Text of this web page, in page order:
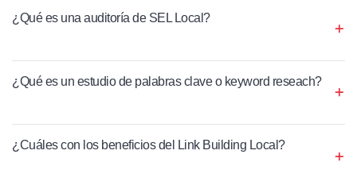
¿Qué es una auditoría de SEL Local?
¿Qué es un estudio de palabras clave o keyword reseach?
¿Cuáles con los beneficios del Link Building Local?